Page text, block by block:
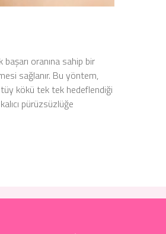
oranına sahip bir
sağlanır. Bu yöntem,
kökü tek tek hedeflendiği
pürüzsüzlüğe